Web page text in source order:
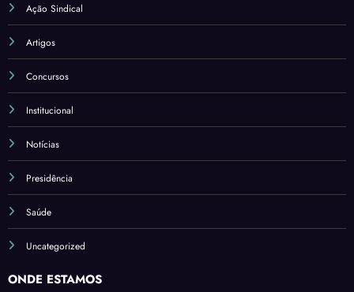
Ação Sindical
Artigos
Concursos
Institucional
Notícias
Presidência
Saúde
Uncategorized
ONDE ESTAMOS